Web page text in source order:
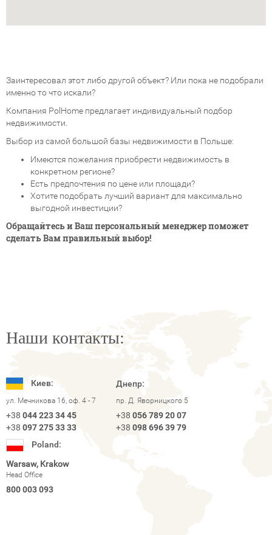
Заинтересовал этот либо другой объект? Или пока не подобрали
именно то что искали?
Компания PolHome предлагает индивидуальный подбор
недвижимости.
Выбор из самой большой базы недвижимости в Польше:
Имеются пожелания приобрести недвижимость в
конкретном регионе?
Есть предпочтения по цене или площади?
Хотите подобрать лучший вариант для максимально
выгодной инвестиции?
Обращайтесь и Ваш персональный менеджер поможет
сделать Вам правильный выбор!
Наши контакты:
Киев:
ул. Мечникова 16, оф. 4 - 7
+38 044 223 34 45
+38 097 275 33 33
Днепр:
пр. Д. Яворницкого 5
+38 056 789 20 07
+38 098 696 39 79
Poland:
Warsaw, Krakow
Head Office
800 003 093